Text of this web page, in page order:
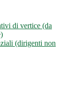
di vertice (da
(dirigenti non